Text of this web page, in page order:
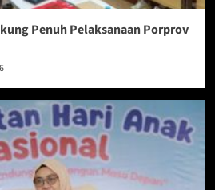
Penuh Pelaksanaan Porprov